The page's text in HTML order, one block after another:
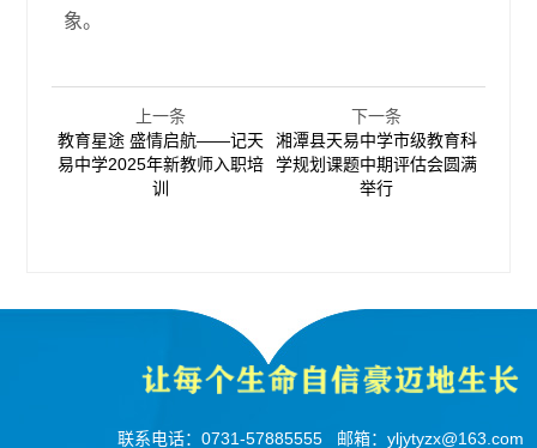
象。
上一条
教育星途 盛情启航——记天
易中学2025年新教师入职培
训
下一条
湘潭县天易中学市级教育科
学规划课题中期评估会圆满
举行
联系电话： 0731-57885555邮箱： yljytyzx@163.com